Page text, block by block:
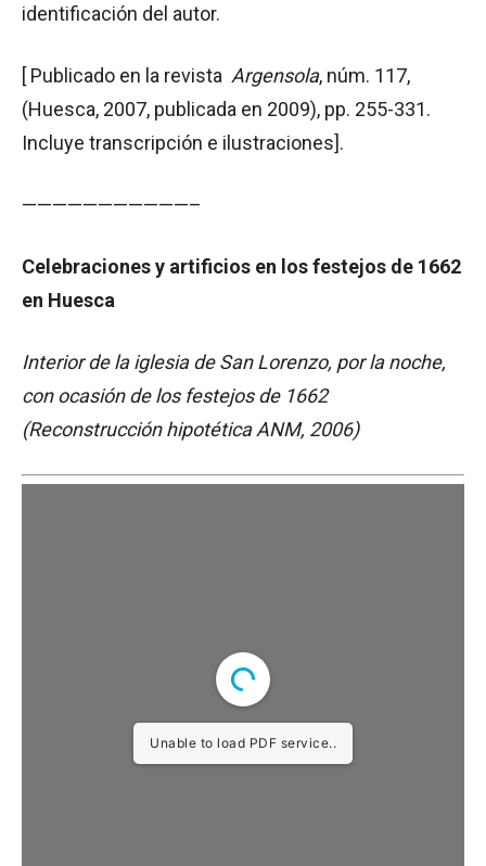
identificación del autor.
[ Publicado en la revista Argensola, núm. 117,
(Huesca, 2007, publicada en 2009), pp. 255-331.
Incluye transcripción e ilustraciones].
———————————–
Celebraciones y artificios en los festejos de 1662
en Huesca
Interior de la iglesia de San Lorenzo, por la noche,
con ocasión de los festejos de 1662
(Reconstrucción hipotética ANM, 2006)
Unable to load PDF service..